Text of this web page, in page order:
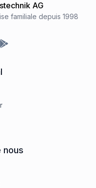
AG
familiale depuis 1998
Google Play Store
nous